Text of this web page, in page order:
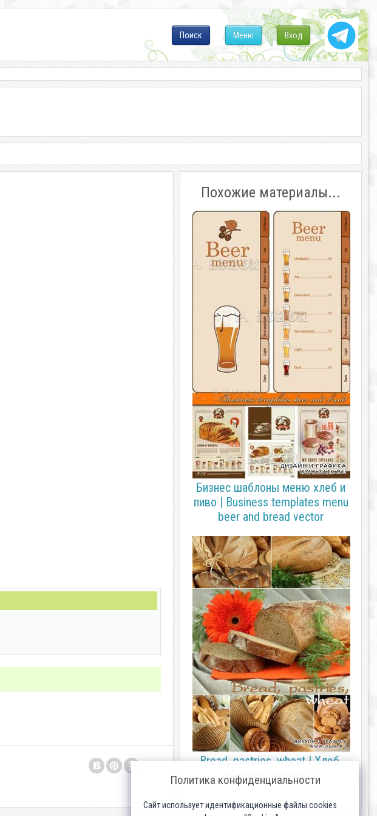
Вход
Меню
Поиск
Похожие материалы...
Бизнес шаблоны меню хлеб и
пиво | Business templates menu
beer and bread vector
Bread, pastries, wheat | Хлеб,
выпечка, пшеница
Политика конфиденциальности
Сайт использует идентификационные файлы cookies